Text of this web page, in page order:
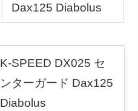
Dax125 Diabolus
K-SPEED DX025 セ
ンターガード Dax125
Diabolus